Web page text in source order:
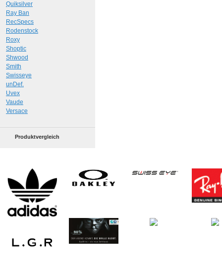
Quiksilver
Ray Ban
RecSpecs
Rodenstock
Roxy
Shoptic
Shwood
Smith
Swisseye
unDef.
Uvex
Vaude
Versace
Produktvergleich